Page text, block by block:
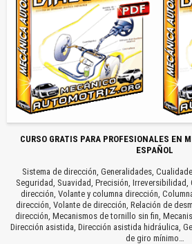
CURSO GRATIS PARA PROFESIONALES EN
ESPAÑOL
Sistema de dirección, Generalidades,
Seguridad, Suavidad, Precisión, Irreversibilidad,
dirección, Volante y columna dirección,
dirección, Volante de dirección, Relación de
dirección, Mecanismos de tornillo sin fin,
Dirección asistida, Dirección asistida hidráulica,
de giro mínimo…